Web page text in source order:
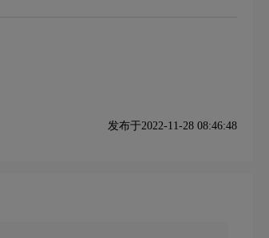
发布于2022-11-28 08:46:48